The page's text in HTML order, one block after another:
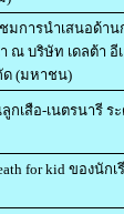
มการนำเสนอด้า
ณ บริษัท เดลต้า อี
ด (มหาชน)
กเสือ-เนตรนารี
for kid ของนัก